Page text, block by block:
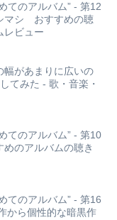
てのアルバム” - 第12
マシ おすすめの聴
レビュー
幅があまりに広いの
てみた - 歌・音楽・
てのアルバム” - 第10
のアルバムの聴き
てのアルバム” - 第16
ら個性的な暗黒作